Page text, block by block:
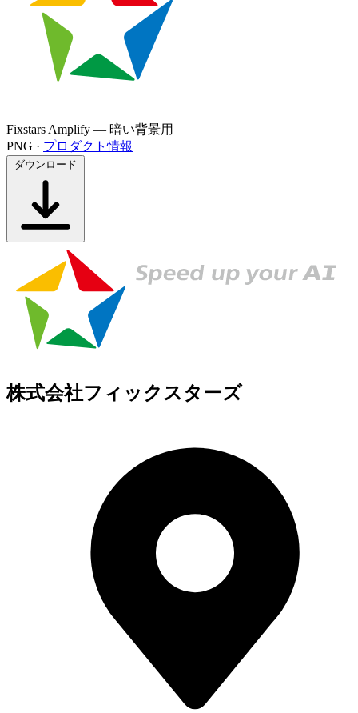
Fixstars Amplify — 暗い背景用
PNG · プロダクト情報
ダウンロード
株式会社フィックスターズ